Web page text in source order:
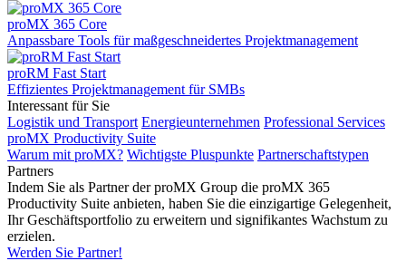
proMX 365 Core
Anpassbare Tools für maßgeschneidertes Projektmanagement
proRM Fast Start
Effizientes Projektmanagement für SMBs
Interessant für Sie
Logistik und Transport Energieunternehmen Professional Services
proMX Productivity Suite
Warum mit proMX? Wichtigste Pluspunkte Partnerschaftstypen
Partners
Indem Sie als Partner der proMX Group die proMX 365
Productivity Suite anbieten, haben Sie die einzigartige Gelegenheit,
Ihr Geschäftsportfolio zu erweitern und signifikantes Wachstum zu
erzielen.
Werden Sie Partner!